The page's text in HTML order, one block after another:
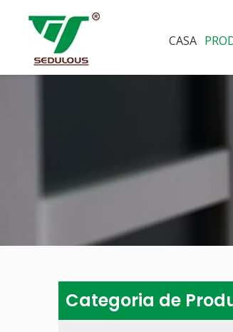
CASA
Categoria de